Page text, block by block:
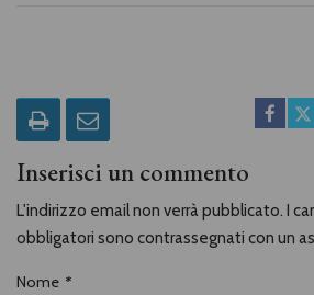
Inserisci un commento
L'indirizzo email non verrà pubblicato. I
obbligatori sono contrassegnati con un
Nome *